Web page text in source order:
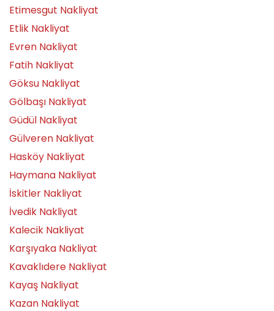
Etimesgut Nakliyat
Etlik Nakliyat
Evren Nakliyat
Fatih Nakliyat
Göksu Nakliyat
Gölbaşı Nakliyat
Güdül Nakliyat
Gülveren Nakliyat
Hasköy Nakliyat
Haymana Nakliyat
İskitler Nakliyat
İvedik Nakliyat
Kalecik Nakliyat
Karşıyaka Nakliyat
Kavaklıdere Nakliyat
Kayaş Nakliyat
Kazan Nakliyat